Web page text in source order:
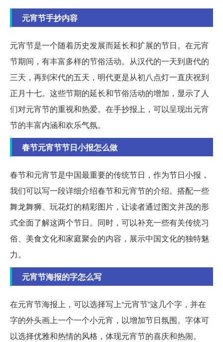
元宵节手抄内容
元宵节是一个随着历史发展而延长和扩展的节日。在元宵
节期间，有丰富多样的节俗活动。从汉代的一天到唐代的
三天，再到宋代的五天，明代更是从初八点灯一直庆祝到
正月十七。这些节期的延长和节俗活动的增加，显示了人
们对元宵节的重视和热爱。在手抄报上，可以呈现出元宵
节的丰富内涵和欢乐气氛。
春节元宵节节日小报怎么做
春节和元宵节是中国最重要的传统节日，作为节日小报，
我们可以写一段详细介绍春节和元宵节的介绍。搭配一些
舞龙舞狮、玩花灯的精彩图片，让读者通过图文并茂的形
式全面了解这两个节日。同时，可以补充一些有关传统习
俗、美食文化和家庭聚会的内容，展示中国文化的独特魅
力。
元宵节海报的字怎么写
在元宵节海报上，可以选择写上“元宵节”这几个字，并在
字的外头画上一个一个小元宵，以增加节日氛围。字体可
以选择优雅和热情的风格，体现元宵节的喜庆和热闹。